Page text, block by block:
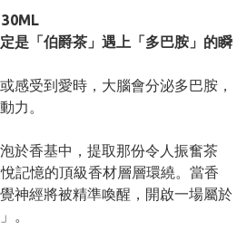
是「伯爵茶」遇上「多巴胺」的瞬
感受到愛時，大腦會分泌多巴胺，
力。
於香基中，提取那份令人振奮茶
記憶的頂級香材層層環繞。當香
神經將被精準喚醒，開啟一場屬於
。